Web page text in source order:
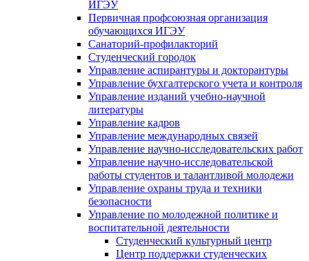
ИГЭУ
Первичная профсоюзная организация
обучающихся ИГЭУ
Санаторий-профилакторий
Студенческий городок
Управление аспирантуры и докторантуры
Управление бухгалтерского учета и контроля
Управление изданий учебно-научной
литературы
Упpавление кадpов
Управление международных связей
Управление научно-исследовательских работ
Управление научно-исследовательской
работы студентов и талантливой молодежи
Управление охраны труда и техники
безопасности
Управление по молодежной политике и
воспитательной деятельности
Студенческий культурный центр
Центр поддержки студенческих